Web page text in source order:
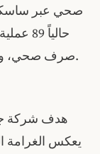
صحي عبر
هدف شركة